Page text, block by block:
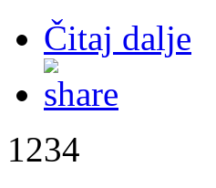
Čitaj dalje
1234